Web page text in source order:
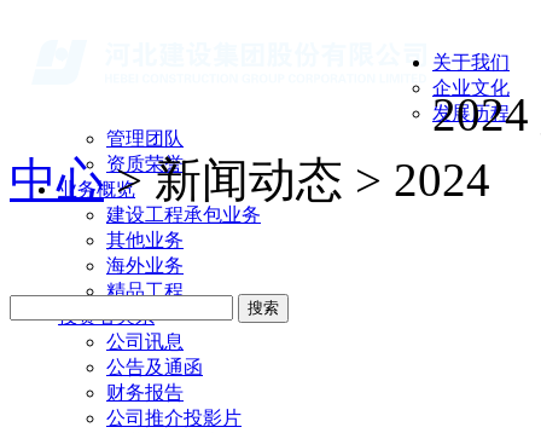
关于我们
企业文化
发展历程
管理团队
资质荣誉
业务概览
建设工程承包业务
其他业务
海外业务
精品工程
投资者关系
公司讯息
公告及通函
财务报告
公司推介投影片
2024
中心> 新闻动态 > 2024
搜索